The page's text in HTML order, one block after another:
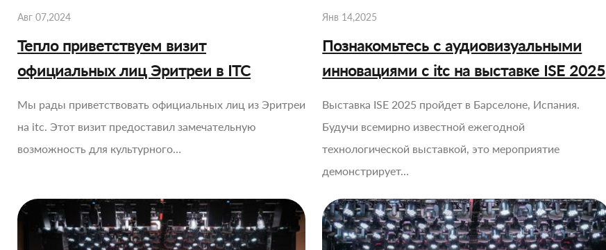
Авг 07,2024
Тепло приветствуем визит
официальных лиц Эритреи в ITC
Мы рады приветствовать официальных лиц из Эритреи
на itc. Этот визит предоставил замечательную
возможность для культурного…
Янв 14,2025
Познакомьтесь с аудиовизуальными
инновациями с itc на выставке ISE 2025
Выставка ISE 2025 пройдет в Барселоне, Испания.
Будучи всемирно известной ежегодной
технологической выставкой, это мероприятие
демонстрирует…